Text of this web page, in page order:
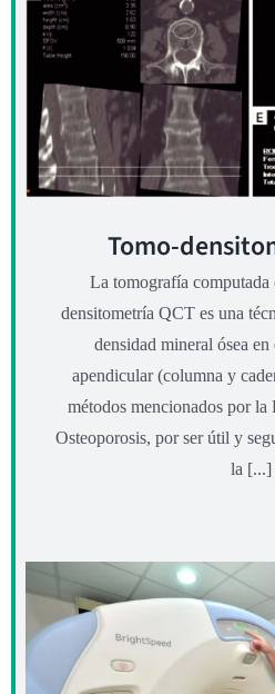
Tomo-
La tomografía
densitometría QCT es una
densidad mineral ósea
apendicular (columna y
métodos mencionados por
Osteoporosis, por ser útil y
la [...]